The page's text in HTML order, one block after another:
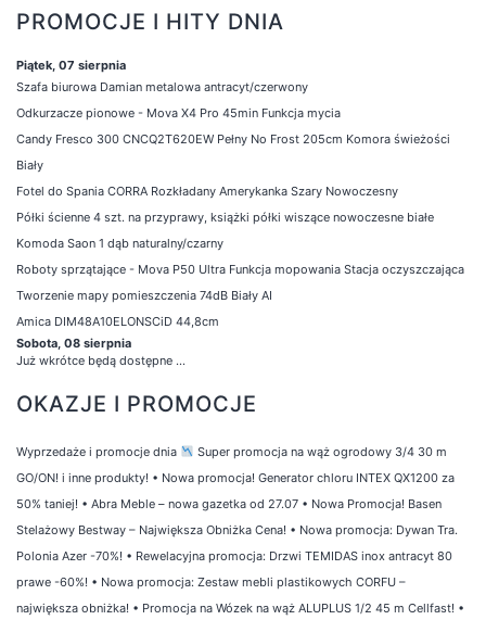
PROMOCJE I HITY DNIA
Piątek, 07 sierpnia
Szafa biurowa Damian metalowa antracyt/czerwony
Odkurzacze pionowe - Mova X4 Pro 45min Funkcja mycia
Candy Fresco 300 CNCQ2T620EW Pełny No Frost 205cm Komora świeżości
Biały
Fotel do Spania CORRA Rozkładany Amerykanka Szary Nowoczesny
Półki ścienne 4 szt. na przyprawy, książki półki wiszące nowoczesne białe
Komoda Saon 1 dąb naturalny/czarny
Roboty sprzątające - Mova P50 Ultra Funkcja mopowania Stacja oczyszczająca
Tworzenie mapy pomieszczenia 74dB Biały AI
Amica DIM48A10ELONSCiD 44,8cm
Sobota, 08 sierpnia
Już wkrótce będą dostępne ...
OKAZJE I PROMOCJE
Wyprzedaże i promocje dnia
Super promocja na wąż ogrodowy 3/4 30 m
GO/ON! i inne produkty! • Nowa promocja! Generator chloru INTEX QX1200 za
50% taniej! • Abra Meble – nowa gazetka od 27.07 • Nowa Promocja! Basen
Stelażowy Bestway – Największa Obniżka Cena! • Nowa promocja: Dywan Tra.
Polonia Azer -70%! • Rewelacyjna promocja: Drzwi TEMIDAS inox antracyt 80
prawe -60%! • Nowa promocja: Zestaw mebli plastikowych CORFU –
największa obniżka! • Promocja na Wózek na wąż ALUPLUS 1/2 45 m Cellfast! •